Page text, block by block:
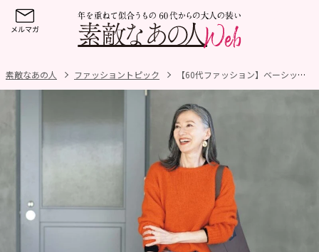
素敵なあの人 ファッショントピック 【60代ファッション】ベーシックといまっぽさのバランスが絶妙！「ニューヨーカー」でトラッドの魅力を再発見！